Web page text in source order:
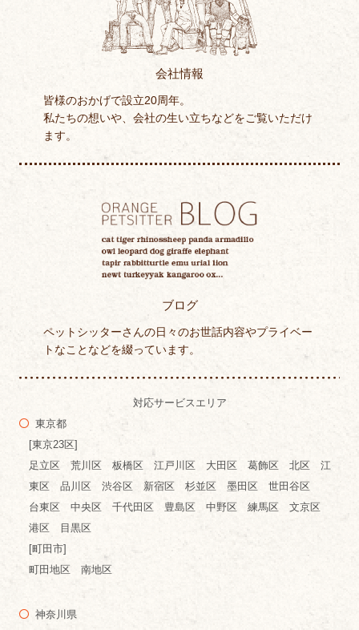
会社情報
皆様のおかげで設立20周年。
私たちの想いや、会社の生い立ちなどをご覧いただけ
ます。
ブログ
ペットシッターさんの日々のお世話内容やプライベー
トなことなどを綴っています。
対応サービスエリア
東京都
[東京23区]
足立区 荒川区 板橋区 江戸川区 大田区 葛飾区 北区 江
東区 品川区 渋谷区 新宿区 杉並区 墨田区 世田谷区
台東区 中央区 千代田区 豊島区 中野区 練馬区 文京区
港区 目黒区
[町田市]
町田地区 南地区
神奈川県